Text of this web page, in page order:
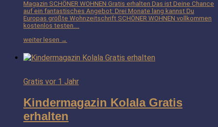
Magazin SCHÖNER WOHNEN Gratis erhalten Das ist Deine Chance
auf ein fantastisches Angebot: Drei Monate lang kannst Du
Europas größte Wohnzeitschrift SCHÖNER WOHNEN vollkommen
kostenlos testen.…
weiter lesen →
Gratis vor 1 Jahr
Kindermagazin Kolala Gratis
erhalten